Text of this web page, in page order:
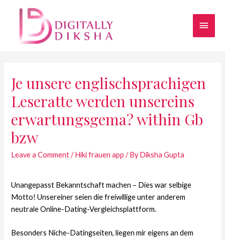
Je unsere englischsprachigen
Leseratte werden unsereins
erwartungsgema? within Gb
bzw
Leave a Comment /Hiki frauen app / ByDiksha Gupta
Unangepasst Bekanntschaft machen – Dies war selbige
Motto! Unsereiner seien die freiwillige unter anderem
neutrale Online-Dating-Vergleichsplattform.
Besonders Niche-Datingseiten, liegen mir eigens an dem